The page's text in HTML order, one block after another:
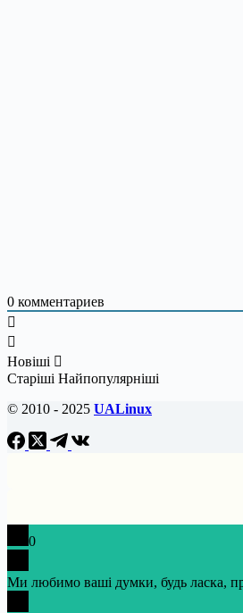
0 комментариев
Новіші
Старіші Найпопулярніші
© 2010 - 2025 UALinux
0
Ми любимо ваші думки, будь ласка,